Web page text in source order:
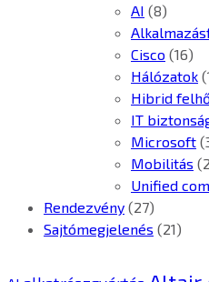
AI (8)
Cisco (16)
Hálózatok
Hibrid
IT
Microsoft
Mobilitás
Unified
Rendezvény (27)
Sajtómegjelenés (21)